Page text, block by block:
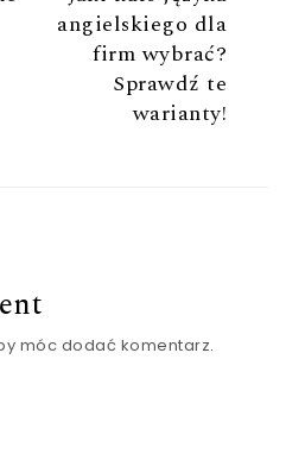
angielskiego dla
firm wybrać?
Sprawdź te
warianty!
móc dodać komentarz.